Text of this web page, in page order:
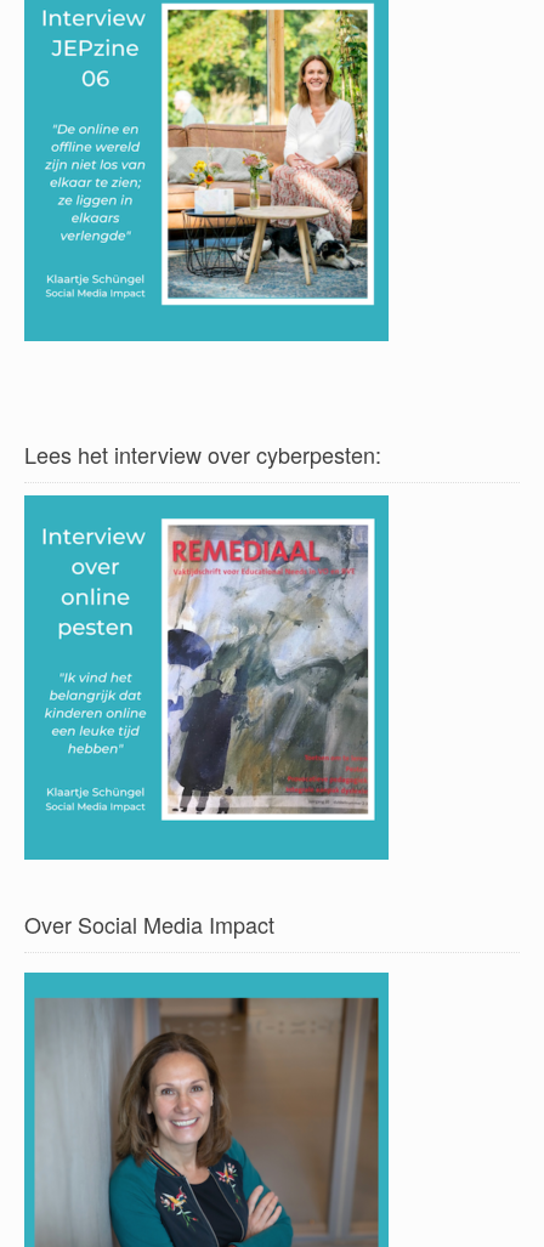
Lees het interview over cyberpesten:
Over Social Media Impact